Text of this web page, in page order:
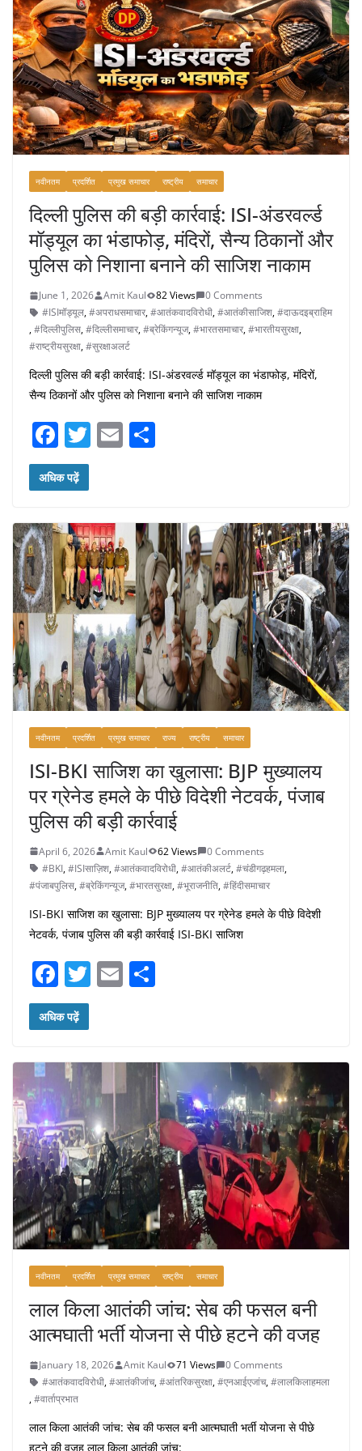
नवीनतम प्रदर्शित प्रमुख समाचार राष्ट्रीय समाचार
दिल्ली पुलिस की बड़ी कार्रवाई: ISI-अंडरवर्ल्ड
मॉड्यूल का भंडाफोड़, मंदिरों, सैन्य ठिकानों और
पुलिस को निशाना बनाने की साजिश नाकाम
June 1, 2026 Amit Kaul 82 Views
0 Comments
#ISIमॉड्यूल,#अपराधसमाचार,#आतंकवादविरोधी,#आतंकीसाजिश,#दाऊदइब्राहिम
,#दिल्लीपुलिस,#दिल्लीसमाचार,#ब्रेकिंगन्यूज,#भारतसमाचार,#भारतीयसुरक्षा,
#राष्ट्रीयसुरक्षा,#सुरक्षाअलर्ट
दिल्ली पुलिस की बड़ी कार्रवाई: ISI-अंडरवर्ल्ड मॉड्यूल का भंडाफोड़, मंदिरों,
सैन्य ठिकानों और पुलिस को निशाना बनाने की साजिश नाकाम
F
a
c
b
o
o
k
T E
अधिक पढ़ें
नवीनतम प्रदर्शित प्रमुख समाचार राज्य राष्ट्रीय समाचार
ISI-BKI साजिश का खुलासा: BJP मुख्यालय
पर ग्रेनेड हमले के पीछे विदेशी नेटवर्क, पंजाब
पुलिस की बड़ी कार्रवाई
April 6, 2026 Amit Kaul 62 Views
0 Comments
#BKI,#ISIसाज़िश,#आतंकवादविरोधी,#आतंकीअलर्ट,#चंडीगढ़हमला,
#पंजाबपुलिस,#ब्रेकिंगन्यूज,#भारतसुरक्षा,#भूराजनीति,#हिंदीसमाचार
ISI-BKI साजिश का खुलासा: BJP मुख्यालय पर ग्रेनेड हमले के पीछे विदेशी
नेटवर्क, पंजाब पुलिस की बड़ी कार्रवाई ISI-BKI साजिश
F
a
c
b
o
o
k
T E
अधिक पढ़ें
नवीनतम प्रदर्शित प्रमुख समाचार राष्ट्रीय समाचार
लाल किला आतंकी जांच: सेब की फसल बनी
आत्मघाती भर्ती योजना से पीछे हटने की वजह
January 18, 2026 Amit Kaul 71 Views
0 Comments
#आतंकवादविरोधी,#आतंकीजांच,#आंतरिकसुरक्षा,#एनआईएजांच,#लालकिलाहमला
,#वार्ताप्रभात
लाल किला आतंकी जांच: सेब की फसल बनी आत्मघाती भर्ती योजना से पीछे
हटने की वजह लाल किला आतंकी जांच: